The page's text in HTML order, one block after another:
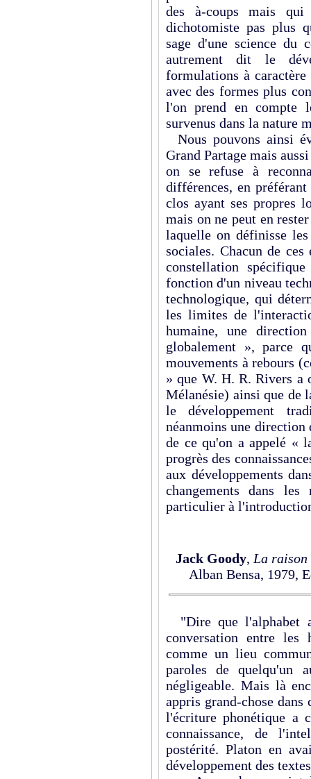
des à-coups mais
dichotomiste pas plus
sage d'une science du
autrement dit le
formulations à
avec des formes plus
l'on prend en compte
survenus dans la nature
Nous pouvons ainsi
Grand Partage mais
on se refuse à
différences, en
clos ayant ses propres
mais on ne peut en
laquelle on définisse
sociales. Chacun de
constellation
fonction d'un niveau
technologique, qui
les limites de
humaine, une
globalement », parce
mouvements à rebours
» que W. H. R. Rivers a
Mélanésie) ainsi que de
le déve­loppement
néanmoins une direction
de ce qu'on a appelé «
progrès des
aux développements
changements dans
particulier à
Jack Goody, La
Alban Bensa, 1979,
"Dire que l'alphabet
conversation entre les
comme un lieu
paroles de quelqu'un
négligeable. Mais là
appris grand-chose
l'écriture phonétique a
connaissance, de
postérité. Platon en
développement des